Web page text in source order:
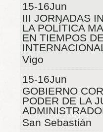
15-16Jun
III JORNADAS
LA POLÍTICA
EN TIEMPOS
Vigo
15-16Jun
GOBIERNO
PODER DE LA
San Sebastián